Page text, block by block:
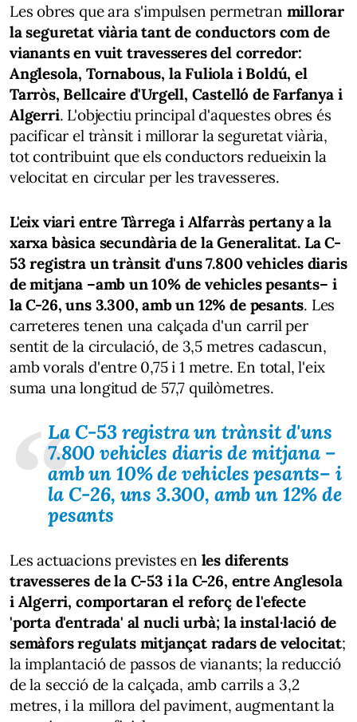
Les obres que ara s'impulsen permetran millorar
la seguretat viària tant de conductors com de
vianants en vuit travesseres del corredor:
Anglesola, Tornabous, la Fuliola i Boldú, el
Tarròs, Bellcaire d'Urgell, Castelló de Farfanya i
Algerri. L'objectiu principal d'aquestes obres és
pacificar el trànsit i millorar la seguretat viària,
tot contribuint que els conductors redueixin la
velocitat en circular per les travesseres.
L'eix viari entre Tàrrega i Alfarràs pertany a la
xarxa bàsica secundària de la Generalitat. La C-
53 registra un trànsit d'uns 7.800 vehicles diaris
de mitjana –amb un 10% de vehicles pesants– i
la C-26, uns 3.300, amb un 12% de pesants. Les
carreteres tenen una calçada d'un carril per
sentit de la circulació, de 3,5 metres cadascun,
amb vorals d'entre 0,75 i 1 metre. En total, l'eix
suma una longitud de 57,7 quilòmetres.
La C-53 registra un trànsit d'uns
7.800 vehicles diaris de mitjana –
amb un 10% de vehicles pesants– i
la C-26, uns 3.300, amb un 12% de
pesants
Les actuacions previstes en les diferents
travesseres de la C-53 i la C-26, entre Anglesola
i Algerri, comportaran el reforç de l'efecte
'porta d'entrada' al nucli urbà; la instal·lació de
semàfors regulats mitjançat radars de velocitat;
la implantació de passos de vianants; la reducció
de la secció de la calçada, amb carrils a 3,2
metres, i la millora del paviment, augmentant la